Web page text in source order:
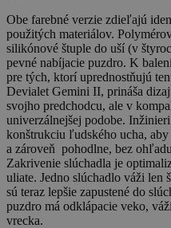
Obe farebné verzie zdieľajú
použitých materiálov.
silikónové štuple do uší (v
pevné nabíjacie puzdro. K
pre tých, ktorí uprednostňujú
Devialet Gemini II, prináša
svojho predchodcu, ale v
univerzálnejšej podobe.
konštrukciu ľudského ucha,
a zároveň pohodlne, bez
Zakrivenie slúchadla je
uliate. Jedno slúchadlo váži
sú teraz lepšie zapustené do
puzdro má odklápacie veko,
vrecka.